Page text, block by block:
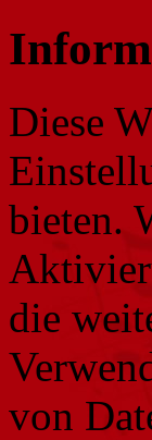
Diese
bieten.
die
von